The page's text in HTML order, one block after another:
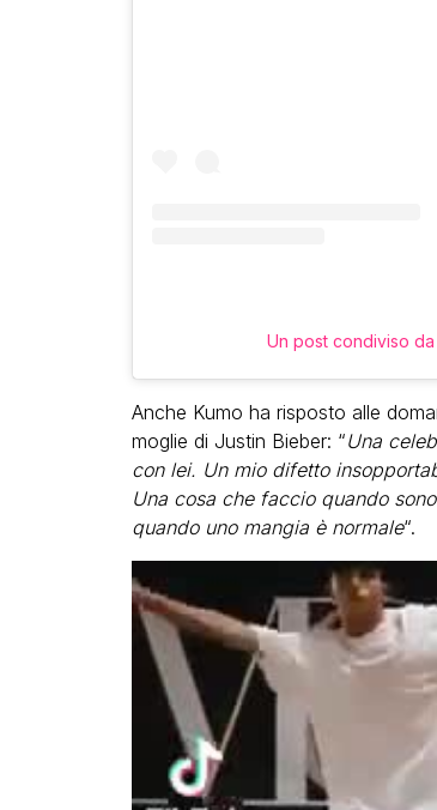
Un post condiviso
Anche Kumo ha risposto alle
moglie di Justin Bieber: “Una
con lei. Un mio difetto
Una cosa che faccio quando
quando uno mangia è normale“.